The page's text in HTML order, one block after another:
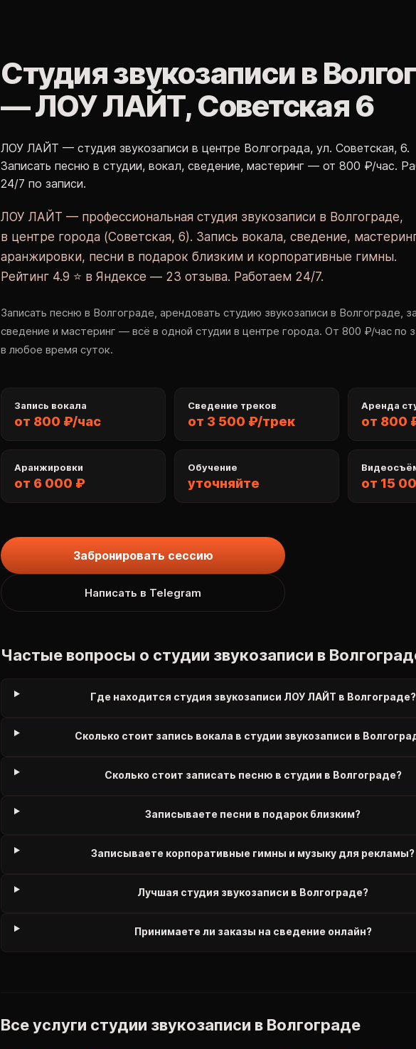
Студия звукозаписи в
— ЛОУ ЛАЙТ, Советская 6
ЛОУ ЛАЙТ — студия звукозаписи в центре Волгограда, ул. Советская, 6.
Записать песню в студии, вокал, сведение, мастеринг — от 800 ₽/час.
24/7 по записи.
ЛОУ ЛАЙТ — профессиональная студия звукозаписи в Волгограде,
в центре города (Советская, 6). Запись вокала, сведение,
аранжировки, песни в подарок близким и корпоративные гимны.
Рейтинг 4.9 ⭐ в Яндексе — 23 отзыва. Работаем 24/7.
Записать песню в Волгограде, арендовать студию звукозаписи в Волгограде,
сведение и мастеринг — всё в одной студии в центре города. От 800 ₽/час по
в любое время суток.
Запись вокала
от 800 ₽/час
Сведение треков
от 3 500 ₽/трек
Аренда
от 800
Аранжировки
от 6 000 ₽
Обучение
уточняйте от 15
Забронировать сессию
Написать в Telegram
Частые вопросы о студии звукозаписи в
Где находится студия звукозаписи ЛОУ ЛАЙТ в Волгограде?
Сколько стоит запись вокала в студии звукозаписи в
Сколько стоит записать песню в студии в Волгограде?
Записываете песни в подарок близким?
Записываете корпоративные гимны и музыку для рекламы?
Лучшая студия звукозаписи в Волгограде?
Принимаете ли заказы на сведение онлайн?
Все услуги студии звукозаписи в Волгограде